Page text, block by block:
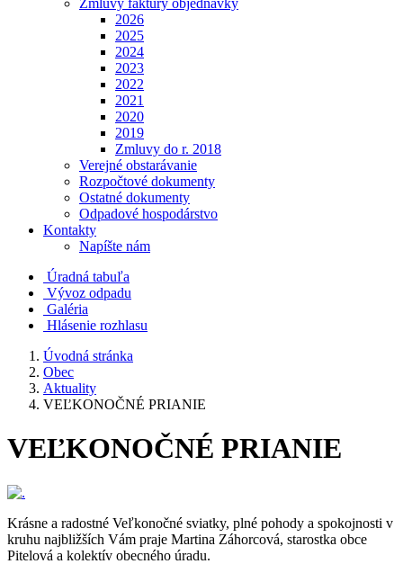
Zmluvy faktúry objednávky
2026
2025
2024
2023
2022
2021
2020
2019
Zmluvy do r. 2018
Verejné obstarávanie
Rozpočtové dokumenty
Ostatné dokumenty
Odpadové hospodárstvo
Kontakty
Napíšte nám
Úradná tabuľa
Vývoz odpadu
Galéria
Hlásenie rozhlasu
Úvodná stránka
Obec
Aktuality
VEĽKONOČNÉ PRIANIE
VEĽKONOČNÉ PRIANIE
Krásne a radostné Veľkonočné sviatky, plné pohody a spokojnosti v
kruhu najbližších Vám praje Martina Záhorcová, starostka obce
Pitelová a kolektív obecného úradu.